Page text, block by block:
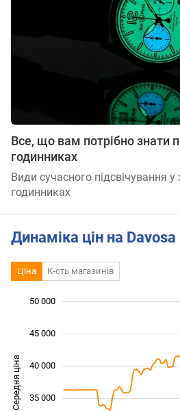
Все, що вам потрібно знати
годинниках
Види сучасного підсвічування
годинниках
Динаміка цін на
Ціна К-сть магазинів
Середня ціна 35 000
40 000
45 000
50 000